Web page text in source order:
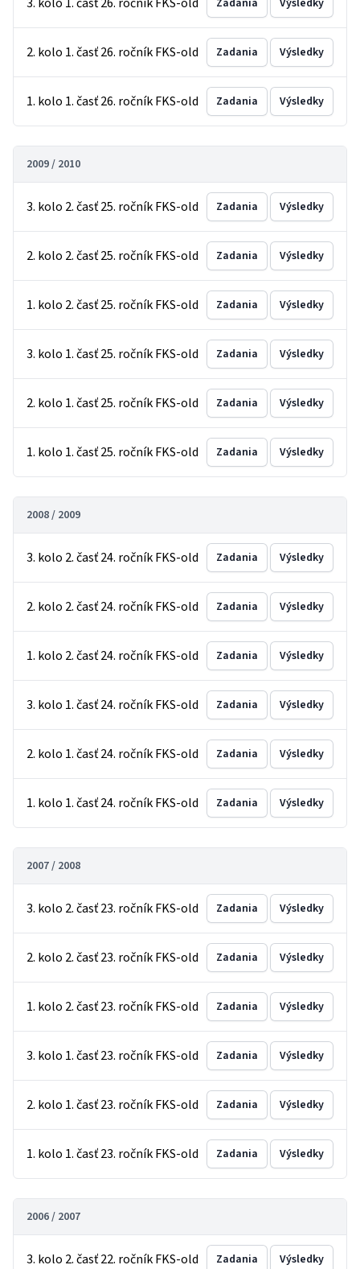
Zadania Výsledky
2. kolo 1. časť 26. ročník FKS-old Zadania Výsledky
1. kolo 1. časť 26. ročník FKS-old Zadania Výsledky
2009 / 2010
3. kolo 2. časť 25. ročník FKS-old Zadania Výsledky
2. kolo 2. časť 25. ročník FKS-old Zadania Výsledky
1. kolo 2. časť 25. ročník FKS-old Zadania Výsledky
3. kolo 1. časť 25. ročník FKS-old Zadania Výsledky
2. kolo 1. časť 25. ročník FKS-old Zadania Výsledky
1. kolo 1. časť 25. ročník FKS-old Zadania Výsledky
2008 / 2009
3. kolo 2. časť 24. ročník FKS-old Zadania Výsledky
2. kolo 2. časť 24. ročník FKS-old Zadania Výsledky
1. kolo 2. časť 24. ročník FKS-old Zadania Výsledky
3. kolo 1. časť 24. ročník FKS-old Zadania Výsledky
2. kolo 1. časť 24. ročník FKS-old Zadania Výsledky
1. kolo 1. časť 24. ročník FKS-old Zadania Výsledky
2007 / 2008
3. kolo 2. časť 23. ročník FKS-old Zadania Výsledky
2. kolo 2. časť 23. ročník FKS-old Zadania Výsledky
1. kolo 2. časť 23. ročník FKS-old Zadania Výsledky
3. kolo 1. časť 23. ročník FKS-old Zadania Výsledky
2. kolo 1. časť 23. ročník FKS-old Zadania Výsledky
1. kolo 1. časť 23. ročník FKS-old Zadania Výsledky
2006 / 2007
3. kolo 2. časť 22. ročník FKS-old Zadania Výsledky